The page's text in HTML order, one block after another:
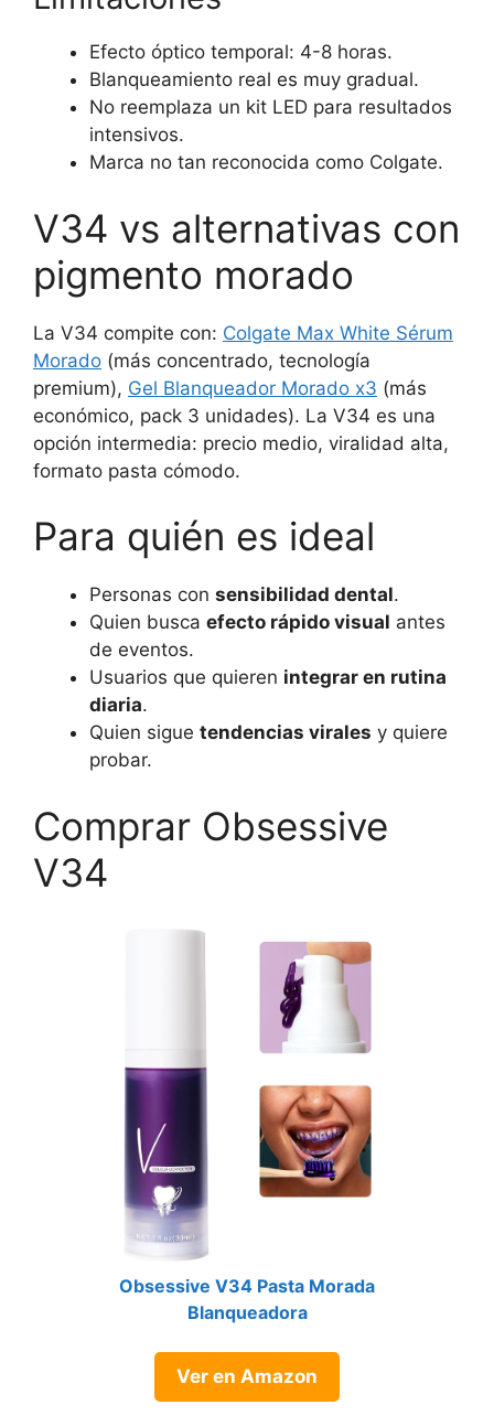
Efecto óptico temporal: 4-8 horas.
Blanqueamiento real es muy gradual.
No reemplaza un kit LED para resultados
intensivos.
Marca no tan reconocida como Colgate.
V34 vs alternativas con
pigmento morado
La V34 compite con: Colgate Max White Sérum
Morado (más concentrado, tecnología
premium), Gel Blanqueador Morado x3 (más
económico, pack 3 unidades). La V34 es una
opción intermedia: precio medio, viralidad alta,
formato pasta cómodo.
Para quién es ideal
Personas con sensibilidad dental.
Quien busca efecto rápido visual antes
de eventos.
Usuarios que quieren integrar en rutina
diaria.
Quien sigue tendencias virales y quiere
probar.
Comprar Obsessive
V34
Obsessive V34 Pasta Morada
Blanqueadora
Ver en Amazon